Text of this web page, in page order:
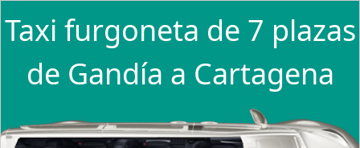
Taxi furgoneta de 7 plazas
de Gandía a Cartagena